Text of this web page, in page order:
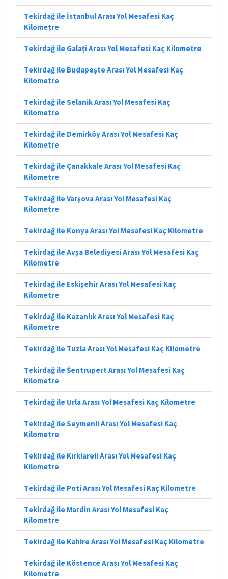
Tekirdağ ile İstanbul Arası Yol Mesafesi Kaç
Kilometre
Tekirdağ ile Galați Arası Yol Mesafesi Kaç Kilometre
Tekirdağ ile Budapeşte Arası Yol Mesafesi Kaç
Kilometre
Tekirdağ ile Selanik Arası Yol Mesafesi Kaç
Kilometre
Tekirdağ ile Demirköy Arası Yol Mesafesi Kaç
Kilometre
Tekirdağ ile Çanakkale Arası Yol Mesafesi Kaç
Kilometre
Tekirdağ ile Varşova Arası Yol Mesafesi Kaç
Kilometre
Tekirdağ ile Konya Arası Yol Mesafesi Kaç Kilometre
Tekirdağ ile Avşa Belediyesi Arası Yol Mesafesi Kaç
Kilometre
Tekirdağ ile Eskişehir Arası Yol Mesafesi Kaç
Kilometre
Tekirdağ ile Kazanlık Arası Yol Mesafesi Kaç
Kilometre
Tekirdağ ile Tuzla Arası Yol Mesafesi Kaç Kilometre
Tekirdağ ile Šentrupert Arası Yol Mesafesi Kaç
Kilometre
Tekirdağ ile Urla Arası Yol Mesafesi Kaç Kilometre
Tekirdağ ile Seymenli Arası Yol Mesafesi Kaç
Kilometre
Tekirdağ ile Kırklareli Arası Yol Mesafesi Kaç
Kilometre
Tekirdağ ile Poti Arası Yol Mesafesi Kaç Kilometre
Tekirdağ ile Mardin Arası Yol Mesafesi Kaç
Kilometre
Tekirdağ ile Kahire Arası Yol Mesafesi Kaç Kilometre
Tekirdağ ile Köstence Arası Yol Mesafesi Kaç
Kilometre